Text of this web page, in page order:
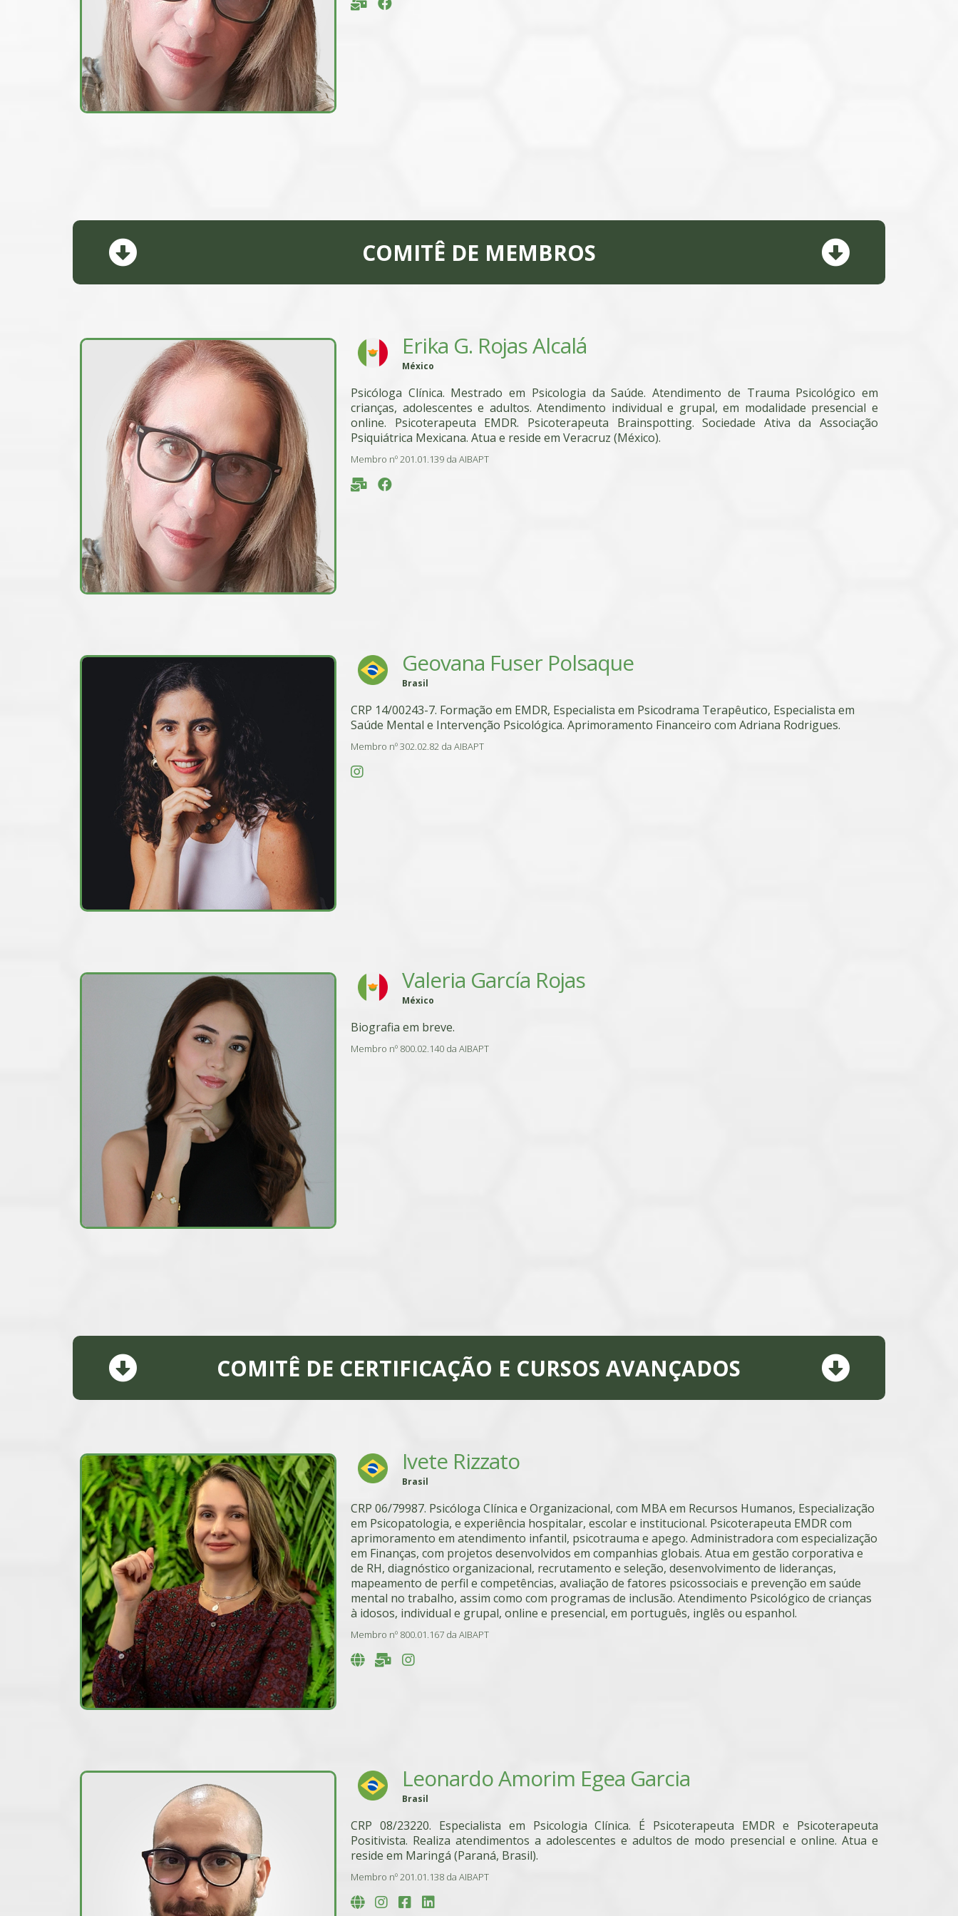
COMITÊ DE MEMBROS
Erika G. Rojas Alcalá
México
Psicóloga Clínica. Mestrado em Psicologia da Saúde. Atendimento de Trauma Psicológico em
crianças, adolescentes e adultos. Atendimento individual e grupal, em modalidade presencial e
online. Psicoterapeuta EMDR. Psicoterapeuta Brainspotting. Sociedade Ativa da Associação
Psiquiátrica Mexicana. Atua e reside em Veracruz (México).
Membro nº 201.01.139 da AIBAPT
Geovana Fuser Polsaque
Brasil
CRP 14/00243-7. Formação em EMDR, Especialista em Psicodrama Terapêutico, Especialista em
Saúde Mental e Intervenção Psicológica. Aprimoramento Financeiro com Adriana Rodrigues.
Membro nº 302.02.82 da AIBAPT
Valeria García Rojas
México
Biografia em breve.
Membro nº 800.02.140 da AIBAPT
COMITÊ DE CERTIFICAÇÃO E CURSOS AVANÇADOS
Ivete Rizzato
Brasil
CRP 06/79987. Psicóloga Clínica e Organizacional, com MBA em Recursos Humanos, Especialização
em Psicopatologia, e experiência hospitalar, escolar e institucional. Psicoterapeuta EMDR com
aprimoramento em atendimento infantil, psicotrauma e apego. Administradora com especialização
em Finanças, com projetos desenvolvidos em companhias globais. Atua em gestão corporativa e
de RH, diagnóstico organizacional, recrutamento e seleção, desenvolvimento de lideranças,
mapeamento de perfil e competências, avaliação de fatores psicossociais e prevenção em saúde
mental no trabalho, assim como com programas de inclusão. Atendimento Psicológico de crianças
à idosos, individual e grupal, online e presencial, em português, inglês ou espanhol.
Membro nº 800.01.167 da AIBAPT
Leonardo Amorim Egea Garcia
Brasil
CRP 08/23220. Especialista em Psicologia Clínica. É Psicoterapeuta EMDR e Psicoterapeuta
Positivista. Realiza atendimentos a adolescentes e adultos de modo presencial e online. Atua e
reside em Maringá (Paraná, Brasil).
Membro nº 201.01.138 da AIBAPT